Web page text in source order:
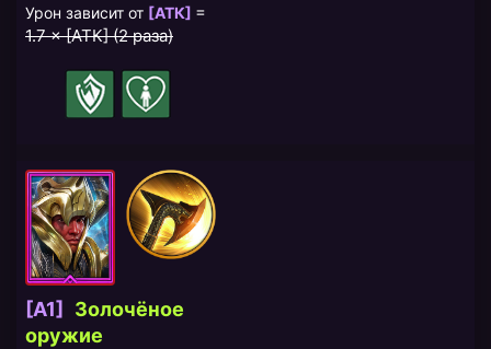
Урон зависит от [АТК] =
1.7 × [АТК] (2 раза)
[A1]
Золочёное
оружие